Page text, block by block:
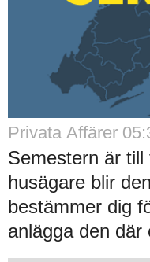
Privata Affärer
Semestern är
husägare blir
bestämmer dig
anlägga den där